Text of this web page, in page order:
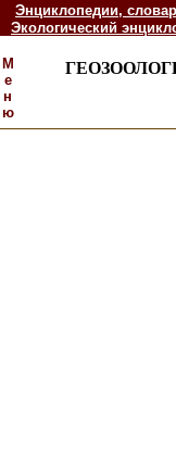
Энциклопедии,
Экологический
М
е
н
ю